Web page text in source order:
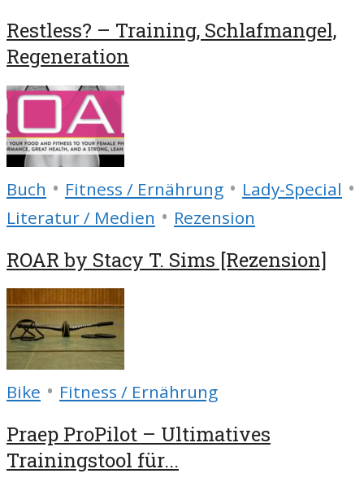
Restless? – Training, Schlafmangel,
Regeneration
Buch • Fitness / Ernährung • Lady-Special •
Literatur / Medien • Rezension
ROAR by Stacy T. Sims [Rezension]
Bike • Fitness / Ernährung
Praep ProPilot – Ultimatives
Trainingstool für...